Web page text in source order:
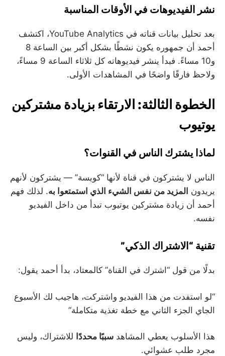
نشر الفيديوهات في الأوقات المناسبة
بعد تحليل بيانات قناته في YouTube Analytics، اكتشف
أحمد أن جمهوره يكون نشطًا بشكل أكبر بين الساعة 8
و10 مساءً. فبدأ ينشر فيديوهاته كل ثلاثاء الساعة 9 مساءً،
ولاحظ فارقًا واضحًا في المشاهدات الأولى.
الخطوة الثالثة: الارتقاء بزيادة مشتركين
يوتيوب
لماذا يشترك الناس في القنوات؟
الناس لا يشتركون في قناة لأنها “كويسة” — يشتركون لأنهم
يريدون المزيد من نفس الشيء الذي استمتعوا به. لذلك فهم
أحمد أن زيادة مشتركين يوتيوب تبدأ من داخل الفيديو
نفسه.
تقنية “الاشتراك الذكي”
بدلًا من قول “اشترك في القناة” كالمعتاد، بدأ أحمد يقول:
“لو استفدت من هذا الفيديو واشتركت، هاجيب لك الأسبوع
الجاي الجزء الثاني مع خطة تغذية متكاملة”
هذا الأسلوب يعطي المشاهد سببًا محددًا للاشتراك، وليس
مجرد طلب عشوائي.